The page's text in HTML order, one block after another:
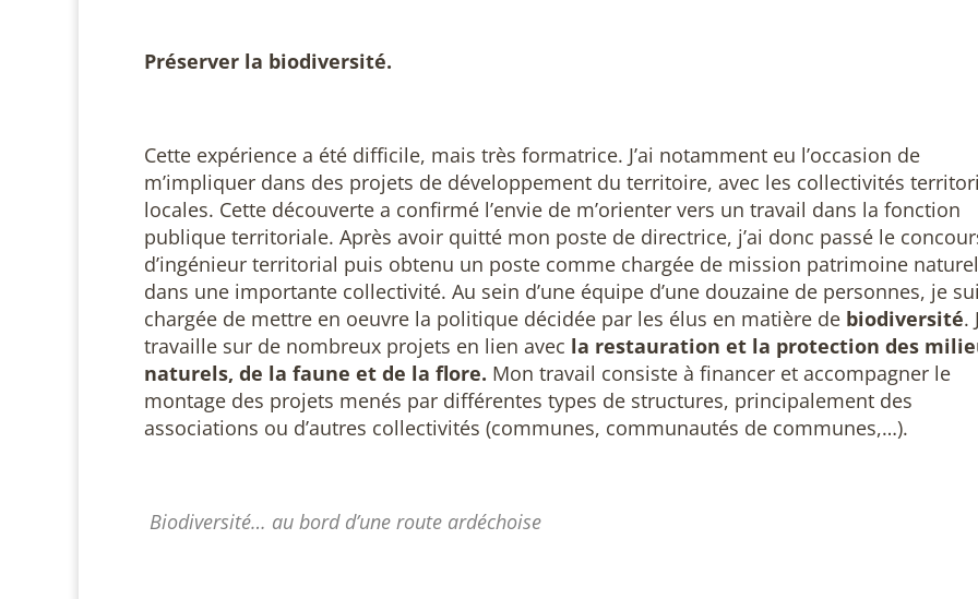
Préserver la biodiversité.
Cette expérience a été difficile, mais très formatrice. J’ai notamment eu l’occasion de
m’impliquer dans des projets de développement du territoire, avec les collectivités
locales. Cette découverte a confirmé l’envie de m’orienter vers un travail dans la fonction
publique territoriale. Après avoir quitté mon poste de directrice, j’ai donc passé le
d’ingénieur territorial puis obtenu un poste comme chargée de mission patrimoine naturel
dans une importante collectivité. Au sein d’une équipe d’une douzaine de personnes, je
chargée de mettre en oeuvre la politique décidée par les élus en matière de biodiversité.
travaille sur de nombreux projets en lien avec la restauration et la protection des
naturels, de la faune et de la flore. Mon travail consiste à financer et accompagner le
montage des projets menés par différentes types de structures, principalement des
associations ou d’autres collectivités (communes, communautés de communes,…).
Biodiversité… au bord d’une route ardéchoise